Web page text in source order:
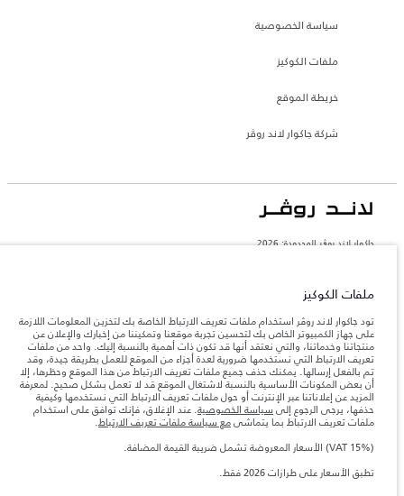
سياسة الخصوصية
ملفات الكوكيز
خريطة الموقع
شركة جاكوار لاند روڤر
جاكوار لاند روڨر المحدودة: 2026
تعكس الأوزان المذكورة مواصفات السيارة القياسية. سوف تؤثر الإكسسوارات وغيرها من
العناصر المثبتة بعد نقطة التصنيع في الحمولة. تأكد من عدم تجاوز الوزن الإجمالي للسيارة
والحمولة.
المعلومات والمواصفات والأسعار والألوان المذكورة على هذا الموقع قد تختلف من بلد إلى
آخر، كما أنّها قد تتغير بدون إشعار مسبق. الرجاء التواصل مع وكيلنا المحلي للتأكد من توفّرها
والتحقق من الأسعار.
ملاحظة مهمة حول الصور والمواصفات. إن النقص العالمي في أشباه الموصلات يؤثر حاليًا
في مواصفات تصميم السيارات وتوفر الخيارات وتوقيتات التصاميم. هذا ظرف ديناميكي
للغاية، ونتيجة لذلك، قد لا تمثّل الصور المستخدَمة ضمن موقع الويب حاليًا المواصفات الحالية
بالكامل بالنسبة إلى الميزات والخيارات والحلية ومجموعات الألوان. يرجى استشارة وكيلك الذي
سيتمكّن من تأكيد أي تقييدات حالية معك للسماح لك باتخاذ قرار مدروس
الأرقام المقدمة هي نتيجة لاختبارات المصنع الرسمية وفقاً لتشريعات الاتحاد الأوروبي. قد
ملفات الكوكيز
تود جاكوار لاند روڤر استخدام ملفات تعريف الارتباط الخاصة بك لتخزين المعلومات اللازمة
على جهاز الكمبيوتر الخاص بك لتحسين تجربة موقعنا وتمكيننا من إخبارك والإعلان عن
منتجاتنا وخدماتنا، والتي نعتقد أنها قد تكون ذات أهمية بالنسبة إليك. واحد من ملفات
تعريف الارتباط التي نستخدمها ضرورية لعدة أجزاء من الموقع للعمل بطريقة جيدة، وقد
تم بالفعل إرسالها. يمكنك حذف جميع ملفات تعريف الارتباط من هذا الموقع وحظرها، إلا
أن بعض المكونات الأساسية بالنسبة لاشتغال الموقع قد لا تعمل بشكل صحيح. لمعرفة
المزيد عن إعلاناتنا عبر الإنترنت أو حول ملفات تعريف الارتباط التي نستخدمها وكيفية
حذفها، يرجى الرجوع إلى سياسة الخصوصية. عند الإغلاق، فإنك توافق على استخدام
ملفات تعريف الارتباط بما يتماشىمع سياسة ملفات تعريف الارتباط.
(VAT 15%) الأسعار المعروضة تشمل ضريبة القيمة المضافة.
تطبق الأسعار على طرازات 2026 فقط.‎